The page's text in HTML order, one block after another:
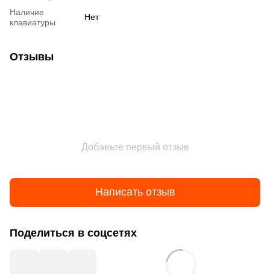
Наличие
клавиатуры
Нет
Отзывы
Добавьте первый отзыв
Написать отзыв
Поделиться в соцсетях